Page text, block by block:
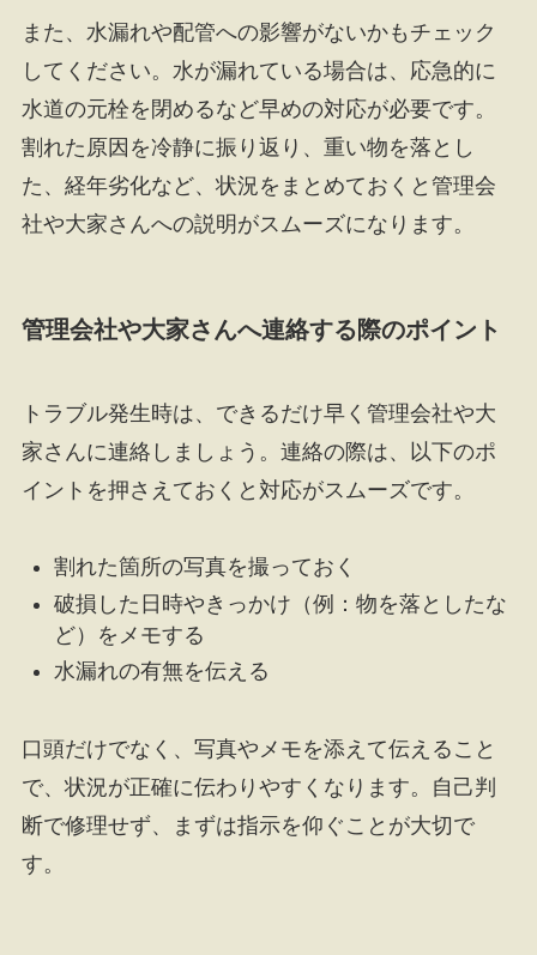
また、水漏れや配管への影響がないかもチェック
してください。水が漏れている場合は、応急的に
水道の元栓を閉めるなど早めの対応が必要です。
割れた原因を冷静に振り返り、重い物を落とし
た、経年劣化など、状況をまとめておくと管理会
社や大家さんへの説明がスムーズになります。
管理会社や大家さんへ連絡する際のポイント
トラブル発生時は、できるだけ早く管理会社や大
家さんに連絡しましょう。連絡の際は、以下のポ
イントを押さえておくと対応がスムーズです。
割れた箇所の写真を撮っておく
破損した日時やきっかけ（例：物を落としたな
ど）をメモする
水漏れの有無を伝える
口頭だけでなく、写真やメモを添えて伝えること
で、状況が正確に伝わりやすくなります。自己判
断で修理せず、まずは指示を仰ぐことが大切で
す。